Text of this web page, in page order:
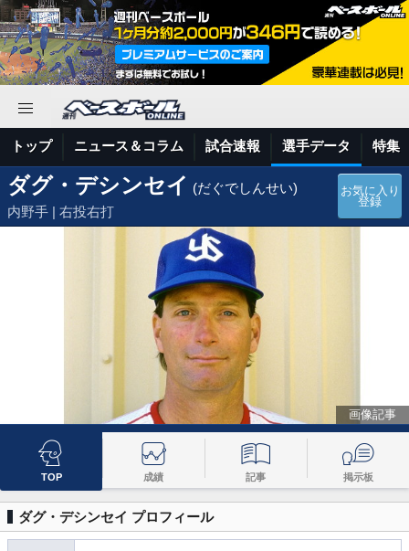
トップ ニュース＆コラム 試合速報 選手データ 特集
ダグ・デシンセイ (だぐでしんせい)
内野手 | 右投右打
お気に入り
登録
画像記事
TOP 成績 記事 掲示板
ダグ・デシンセイ プロフィール